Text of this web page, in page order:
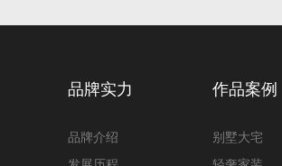
品牌实力
品牌介绍
作品案例
别墅大宅